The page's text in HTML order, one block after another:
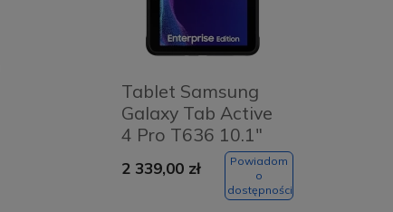
Tablet Samsung
Galaxy Tab Active
4 Pro T636 10.1"
6/128 GB 5G
Enterprise Edition
Czarny - Black
2 339,00 zł
Powiadom
o
dostępności